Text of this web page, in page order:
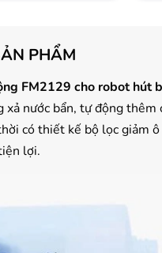
hãng
-
-
PHẨM
FM2129 cho robot hút
xả nước bẩn, tự động
có thiết kế bộ lọc giảm
lợi.